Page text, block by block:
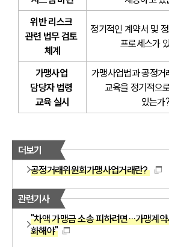
위반 리스크
관련 법무 검토
체계
정기적인 계약서 및
프로세스가
가맹사업
담당자 법령
교육 실시
가맹사업법과 공정거
교육을 정기적으
있는가?
더보기
공정거래위원회가맹사업거래란?
관련기사
"차액 가맹금 소송 피하려면…가맹계
화해야"